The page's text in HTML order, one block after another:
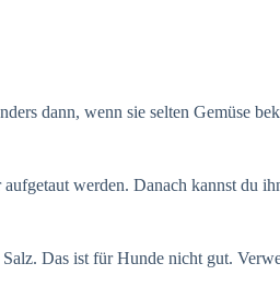
dann, wenn sie selten Gemüse
werden. Danach kannst du
Das ist für Hunde nicht gut.